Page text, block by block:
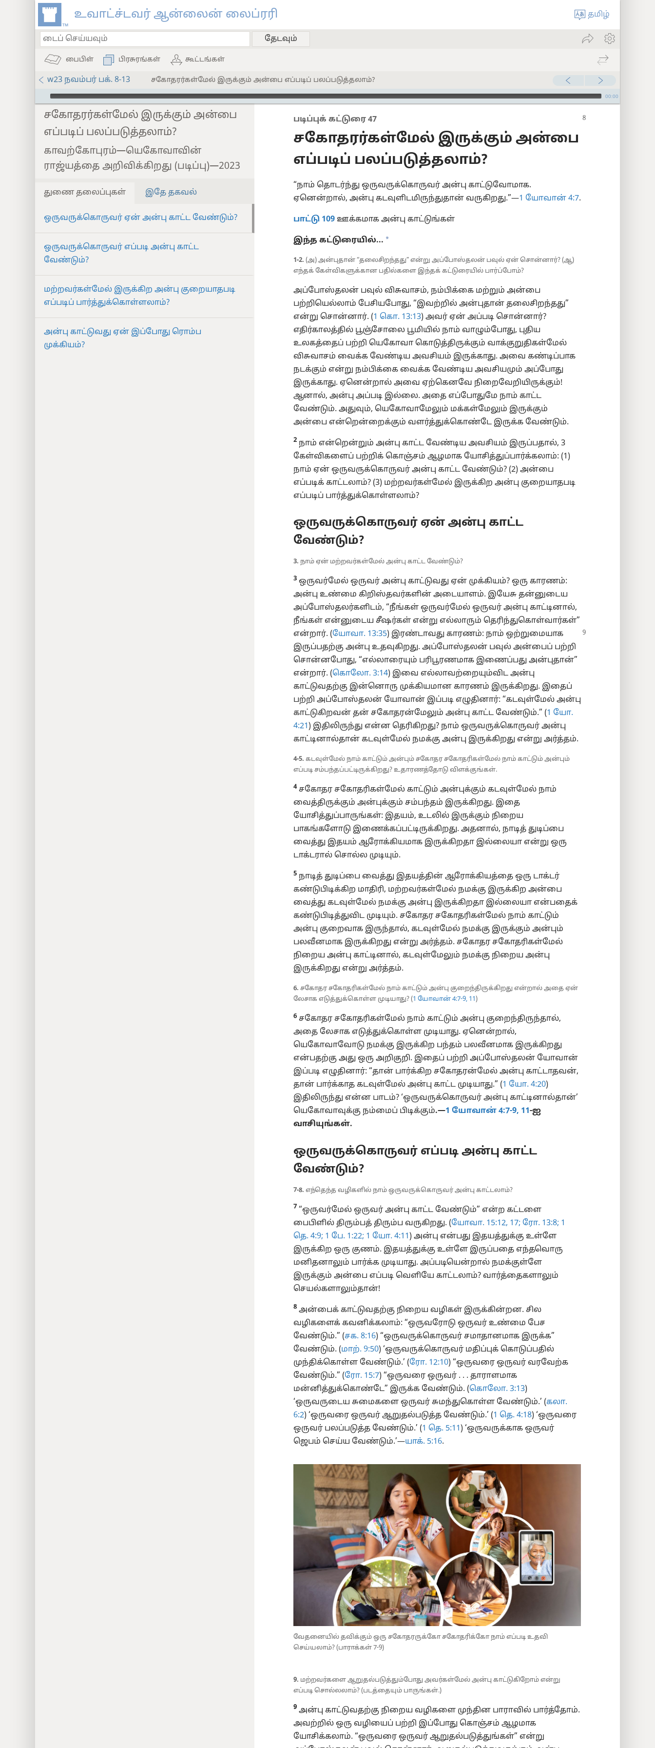
உவாட்ச்டவர் ஆன்லைன் லைப்ரரி தமிழ்
பைபிள் பிரசுரங்கள் கூட்டங்கள்
w23 நவம்பர் பக். 8-13 சகோதரர்கள்மேல் இருக்கும் அன்பை எப்படிப் பலப்படுத்தலாம்?
Audio Player 00:00
சகோதரர்கள்மேல் இருக்கும் அன்பை
எப்படிப் பலப்படுத்தலாம்?
காவற்கோபுரம்—யெகோவாவின்
ராஜ்யத்தை அறிவிக்கிறது (படிப்பு)—2023
துணை தலைப்புகள் இதே தகவல்
ஒருவருக்கொருவர் ஏன் அன்பு காட்ட வேண்டும்?
ஒருவருக்கொருவர் எப்படி அன்பு காட்ட
வேண்டும்?
மற்றவர்கள்மேல் இருக்கிற அன்பு குறையாதபடி
எப்படிப் பார்த்துக்கொள்ளலாம்?
அன்பு காட்டுவது ஏன் இப்போது ரொம்ப
முக்கியம்?
படிப்புக் கட்டுரை 47
சகோதரர்கள்மேல் இருக்கும் அன்பை
எப்படிப் பலப்படுத்தலாம்?
“நாம் தொடர்ந்து ஒருவருக்கொருவர் அன்பு காட்டுவோமாக.
ஏனென்றால், அன்பு கடவுளிடமிருந்துதான் வருகிறது.”—1 யோவான் 4:7.
பாட்டு 109 ஊக்கமாக அன்பு காட்டுங்கள்
இந்த கட்டுரையில்... a
1-2. (அ) அன்புதான் “தலைசிறந்தது” என்று அப்போஸ்தலன் பவுல் ஏன் சொன்னார்? (ஆ)
எந்தக் கேள்விகளுக்கான பதில்களை இந்தக் கட்டுரையில் பார்ப்போம்?
அப்போஸ்தலன் பவுல் விசுவாசம், நம்பிக்கை மற்றும் அன்பை
பற்றியெல்லாம் பேசியபோது, “இவற்றில் அன்புதான் தலைசிறந்தது”
என்று சொன்னார். (1 கொ. 13:13) அவர் ஏன் அப்படி சொன்னார்?
எதிர்காலத்தில் பூஞ்சோலை பூமியில் நாம் வாழும்போது, புதிய
உலகத்தைப் பற்றி யெகோவா கொடுத்திருக்கும் வாக்குறுதிகள்மேல்
விசுவாசம் வைக்க வேண்டிய அவசியம் இருக்காது. அவை கண்டிப்பாக
நடக்கும் என்று நம்பிக்கை வைக்க வேண்டிய அவசியமும் அப்போது
இருக்காது. ஏனென்றால் அவை ஏற்கெனவே நிறைவேறியிருக்கும்!
ஆனால், அன்பு அப்படி இல்லை. அதை எப்போதுமே நாம் காட்ட
வேண்டும். அதுவும், யெகோவாமேலும் மக்கள்மேலும் இருக்கும்
அன்பை என்றென்றைக்கும் வளர்த்துக்கொண்டே இருக்க வேண்டும்.
2 நாம் என்றென்றும் அன்பு காட்ட வேண்டிய அவசியம் இருப்பதால், 3
கேள்விகளைப் பற்றிக் கொஞ்சம் ஆழமாக யோசித்துப்பார்க்கலாம்: (1)
நாம் ஏன் ஒருவருக்கொருவர் அன்பு காட்ட வேண்டும்? (2) அன்பை
எப்படிக் காட்டலாம்? (3) மற்றவர்கள்மேல் இருக்கிற அன்பு குறையாதபடி
எப்படிப் பார்த்துக்கொள்ளலாம்?
ஒருவருக்கொருவர் ஏன் அன்பு காட்ட
வேண்டும்?
3. நாம் ஏன் மற்றவர்கள்மேல் அன்பு காட்ட வேண்டும்?
3 ஒருவர்மேல் ஒருவர் அன்பு காட்டுவது ஏன் முக்கியம்? ஒரு காரணம்:
அன்பு உண்மை கிறிஸ்தவர்களின் அடையாளம். இயேசு தன்னுடைய
அப்போஸ்தலர்களிடம், “நீங்கள் ஒருவர்மேல் ஒருவர் அன்பு காட்டினால்,
நீங்கள் என்னுடைய சீஷர்கள் என்று எல்லாரும் தெரிந்துகொள்வார்கள்”
என்றார். (யோவா. 13:35) இரண்டாவது காரணம்: நாம் ஒற்றுமையாக
இருப்பதற்கு அன்பு உதவுகிறது. அப்போஸ்தலன் பவுல் அன்பைப் பற்றி
சொன்னபோது, “எல்லாரையும் பரிபூரணமாக இணைப்பது அன்புதான்”
என்றார். (கொலோ. 3:14) இவை எல்லாவற்றையும்விட அன்பு
காட்டுவதற்கு இன்னொரு முக்கியமான காரணம் இருக்கிறது. இதைப்
பற்றி அப்போஸ்தலன் யோவான் இப்படி எழுதினார்: “கடவுள்மேல் அன்பு
காட்டுகிறவன் தன் சகோதரன்மேலும் அன்பு காட்ட வேண்டும்.” (1 யோ.
4:21 ) இதிலிருந்து என்ன தெரிகிறது? நாம் ஒருவருக்கொருவர் அன்பு
காட்டினால்தான் கடவுள்மேல் நமக்கு அன்பு இருக்கிறது என்று அர்த்தம்.
4-5. கடவுள்மேல் நாம் காட்டும் அன்பும் சகோதர சகோதரிகள்மேல் நாம் காட்டும் அன்பும்
எப்படி சம்பந்தப்பட்டிருக்கிறது? உதாரணத்தோடு விளக்குங்கள்.
4சகோதர சகோதரிகள்மேல் காட்டும் அன்புக்கும் கடவுள்மேல் நாம்
வைத்திருக்கும் அன்புக்கும் சம்பந்தம் இருக்கிறது. இதை
யோசித்துப்பாருங்கள்: இதயம், உடலில் இருக்கும் நிறைய
பாகங்களோடு இணைக்கப்பட்டிருக்கிறது. அதனால், நாடித் துடிப்பை
வைத்து இதயம் ஆரோக்கியமாக இருக்கிறதா இல்லையா என்று ஒரு
டாக்டரால் சொல்ல முடியும்.
5 நாடித் துடிப்பை வைத்து இதயத்தின் ஆரோக்கியத்தை ஒரு டாக்டர்
கண்டுபிடிக்கிற மாதிரி, மற்றவர்கள்மேல் நமக்கு இருக்கிற அன்பை
வைத்து கடவுள்மேல் நமக்கு அன்பு இருக்கிறதா இல்லையா என்பதைக்
கண்டுபிடித்துவிட முடியும். சகோதர சகோதரிகள்மேல் நாம் காட்டும்
அன்பு குறைவாக இருந்தால், கடவுள்மேல் நமக்கு இருக்கும் அன்பும்
பலவீனமாக இருக்கிறது என்று அர்த்தம். சகோதர சகோதரிகள்மேல்
நிறைய அன்பு காட்டினால், கடவுள்மேலும் நமக்கு நிறைய அன்பு
இருக்கிறது என்று அர்த்தம்.
6. சகோதர சகோதரிகள்மேல் நாம் காட்டும் அன்பு குறைந்திருக்கிறது என்றால் அதை ஏன்
லேசாக எடுத்துக்கொள்ள முடியாது? (1 யோவான் 4:7-9, 11)
6 சகோதர சகோதரிகள்மேல் நாம் காட்டும் அன்பு குறைந்திருந்தால்,
அதை லேசாக எடுத்துக்கொள்ள முடியாது. ஏனென்றால்,
யெகோவாவோடு நமக்கு இருக்கிற பந்தம் பலவீனமாக இருக்கிறது
என்பதற்கு அது ஒரு அறிகுறி. இதைப் பற்றி அப்போஸ்தலன் யோவான்
இப்படி எழுதினார்: “தான் பார்க்கிற சகோதரன்மேல் அன்பு காட்டாதவன்,
தான் பார்க்காத கடவுள்மேல் அன்பு காட்ட முடியாது.” (1 யோ. 4:20)
இதிலிருந்து என்ன பாடம்? ‘ஒருவருக்கொருவர் அன்பு காட்டினால்தான்’
யெகோவாவுக்கு நம்மைப் பிடிக்கும்.—1 யோவான் 4:7-9, 11-ஐ
வாசியுங்கள்.
ஒருவருக்கொருவர் எப்படி அன்பு காட்ட
வேண்டும்?
7-8. எந்தெந்த வழிகளில் நாம் ஒருவருக்கொருவர் அன்பு காட்டலாம்?
7 “ஒருவர்மேல் ஒருவர் அன்பு காட்ட வேண்டும்” என்ற கட்டளை
பைபிளில் திரும்பத் திரும்ப வருகிறது. (யோவா. 15:12, 17; ரோ. 13:8; 1
தெ. 4:9; 1 பே. 1:22; 1 யோ. 4:11 ) அன்பு என்பது இதயத்துக்கு உள்ளே
இருக்கிற ஒரு குணம். இதயத்துக்கு உள்ளே இருப்பதை எந்தவொரு
மனிதனாலும் பார்க்க முடியாது. அப்படியென்றால் நமக்குள்ளே
இருக்கும் அன்பை எப்படி வெளியே காட்டலாம்? வார்த்தைகளாலும்
செயல்களாலும்தான்!
8 அன்பைக் காட்டுவதற்கு நிறைய வழிகள் இருக்கின்றன. சில
வழிகளைக் கவனிக்கலாம்: “ஒருவரோடு ஒருவர் உண்மை பேச
வேண்டும்.” (சக. 8:16) “ஒருவருக்கொருவர் சமாதானமாக இருக்க”
வேண்டும். (மாற். 9:50) ‘ஒருவருக்கொருவர் மதிப்புக் கொடுப்பதில்
முந்திக்கொள்ள வேண்டும்.’ (ரோ. 12:10) “ஒருவரை ஒருவர் வரவேற்க
வேண்டும்.” (ரோ. 15:7) “ஒருவரை ஒருவர் . . . தாராளமாக
மன்னித்துக்கொண்டே” இருக்க வேண்டும். (கொலோ. 3:13)
‘ஒருவருடைய சுமைகளை ஒருவர் சுமந்துகொள்ள வேண்டும்.’ (கலா.
6:2) ‘ஒருவரை ஒருவர் ஆறுதல்படுத்த வேண்டும்.’ (1 தெ. 4:18) ‘ஒருவரை
ஒருவர் பலப்படுத்த வேண்டும்.’ (1 தெ. 5:11 ) ‘ஒருவருக்காக ஒருவர்
ஜெபம் செய்ய வேண்டும்.’—யாக். 5:16.
வேதனையில் தவிக்கும் ஒரு சகோதரருக்கோ சகோதரிக்கோ நாம் எப்படி உதவி
செய்யலாம்? (பாராக்கள் 7-9)
9. மற்றவர்களை ஆறுதல்படுத்தும்போது அவர்கள்மேல் அன்பு காட்டுகிறோம் என்று
எப்படி சொல்லலாம்? (படத்தையும் பாருங்கள்.)
9 அன்பு காட்டுவதற்கு நிறைய வழிகளை முந்தின பாராவில் பார்த்தோம்.
அவற்றில் ஒரு வழியைப் பற்றி இப்போது கொஞ்சம் ஆழமாக
யோசிக்கலாம். “ஒருவரை ஒருவர் ஆறுதல்படுத்துங்கள்” என்று